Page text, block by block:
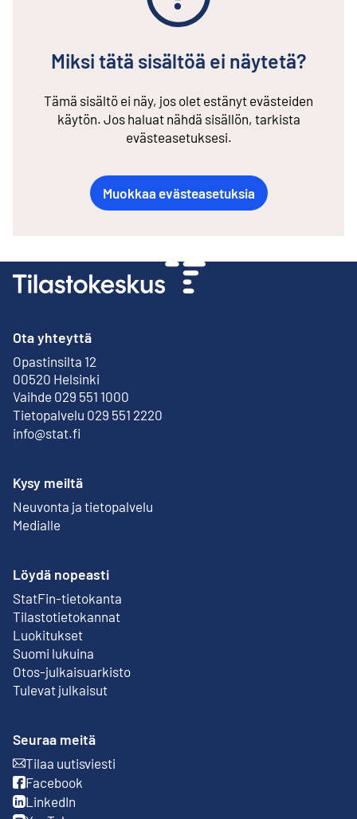
Miksi tätä sisältöä ei näytetä?
Tämä sisältö ei näy, jos olet estänyt evästeiden
käytön. Jos haluat nähdä sisällön, tarkista
evästeasetuksesi.
Muokkaa evästeasetuksia
Ota yhteyttä
Opastinsilta 12
00520 Helsinki
Ulkoinen linkki
Vaihde 029 551 1000
Tietopalvelu 029 551 2220
info@stat.fi
Kysy meiltä
Neuvonta ja tietopalvelu
Medialle
Löydä nopeasti
StatFin-tietokanta
Ulkoinen linkki
Tilastotietokannat
Luokitukset
Suomi lukuina
Otos-julkaisuarkisto
Ulkoinen linkki
Tulevat julkaisut
Seuraa meitä
Tilaa uutisviesti
Ulkoinen linkki
Facebook
Ulkoinen linkki
LinkedIn
Ulkoinen linkki